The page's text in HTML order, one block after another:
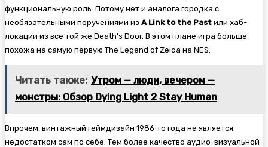
функциональную роль. Потому нет и аналога городка с
необязательными поручениями из A Link to the Past или хаб-
локации из все той же Death’s Door. В этом плане игра больше
похожа на самую первую The Legend of Zelda на NES.
Читать также: Утром — люди, вечером —
монстры: Обзор Dying Light 2 Stay Human
Впрочем, винтажный геймдизайн 1986-го года не является
недостатком сам по себе. Тем более качество аудио-визуальной